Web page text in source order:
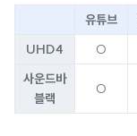
유튜브
UHD4
O
사운드바
블랙
O